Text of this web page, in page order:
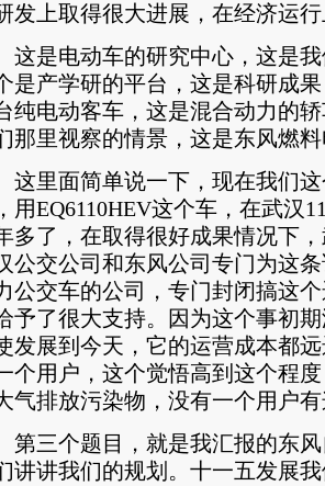
发上取得很大进展，在经济运
是电动车的研究中心，这是我
是产学研的平台，这是科研成
纯电动客车，这是混合动力的
那里视察的情景，这是东风燃
里面简单说一下，现在我们这
用EQ6110HEV这个车，在武汉
多了，在取得很好成果情况下
公交公司和东风公司专门为这
公交车的公司，专门封闭搞这
予了很大支持。因为这个事初
发展到今天，它的运营成本都
个用户，这个觉悟高到这个程
气排放污染物，没有一个用户
三个题目，就是我汇报的东风
讲讲我们的规划。十一五发展